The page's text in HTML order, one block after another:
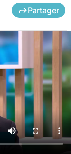
Partager